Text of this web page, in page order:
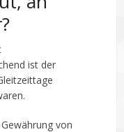
ist der
von